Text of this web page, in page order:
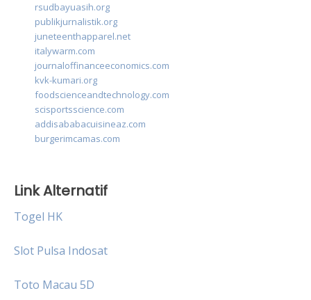
rsudbayuasih.org
publikjurnalistik.org
juneteenthapparel.net
italywarm.com
journaloffinanceeconomics.com
kvk-kumari.org
foodscienceandtechnology.com
scisportsscience.com
addisababacuisineaz.com
burgerimcamas.com
Link Alternatif
Togel HK
Slot Pulsa Indosat
Toto Macau 5D